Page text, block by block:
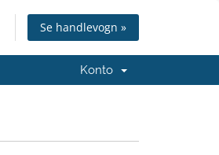
Se handlevogn »
Konto